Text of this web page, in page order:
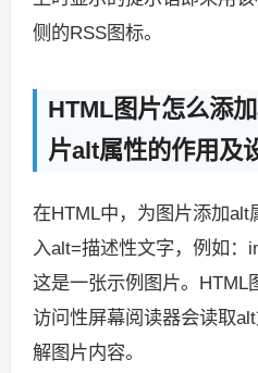
侧的RSS图标。
HTML图片怎么添
片alt属性的作用及
在HTML中，为图片添加alt
入alt=描述性文字，例如：
这是一张示例图片。HTML
访问性屏幕阅读器会读取
解图片内容。